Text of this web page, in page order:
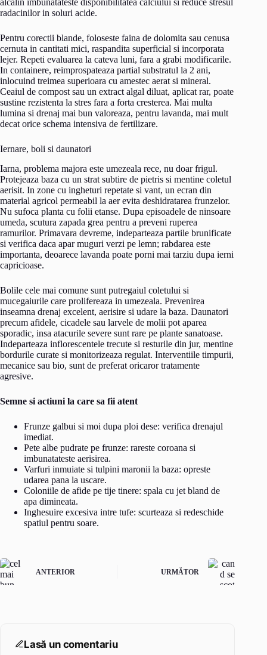
alcalin imbunatateste disponibilitatea calciului si reduce stresul
radacinilor in soluri acide.
Pentru corectii blande, foloseste faina de dolomita sau cenusa
cernuta in cantitati mici, raspandita superficial si incorporata
lejer. Repeti evaluarea la cateva luni, fara a grabi modificarile.
In containere, reimprospateaza partial substratul la 2 ani,
inlocuind treimea superioara cu amestec aerat si mineral.
Ceaiul de compost sau un extract algal diluat, aplicat rar, poate
sustine rezistenta la stres fara a forta cresterea. Mai multa
lumina si drenaj mai bun valoreaza, pentru lavanda, mai mult
decat orice schema intensiva de fertilizare.
Iernare, boli si daunatori
Iarna, problema majora este umezeala rece, nu doar frigul.
Protejeaza baza cu un strat subtire de pietris si mentine coletul
aerisit. In zone cu ingheturi repetate si vant, un ecran din
material agricol permeabil la aer evita deshidratarea frunzelor.
Nu sufoca planta cu folii etanse. Dupa episoadele de ninsoare
umeda, scutura zapada grea pentru a preveni ruperea
ramurilor. Primavara devreme, indeparteaza partile brunificate
si verifica daca apar muguri verzi pe lemn; rabdarea este
importanta, deoarece lavanda poate porni mai tarziu dupa ierni
capricioase.
Bolile cele mai comune sunt putregaiul coletului si
mucegaiurile care prolifereaza in umezeala. Prevenirea
inseamna drenaj excelent, aerisire si udare la baza. Daunatori
precum afidele, cicadele sau larvele de molii pot aparea
sporadic, insa atacurile severe sunt rare pe plante sanatoase.
Indeparteaza inflorescentele trecute si resturile din jur, mentine
bordurile curate si monitorizeaza regulat. Interventiile timpurii,
mecanice sau bio, sunt de preferat oricaror tratamente
agresive.
Semne si actiuni la care sa fii atent
Frunze galbui si moi dupa ploi dese: verifica drenajul
imediat.
Pete albe pudrate pe frunze: rareste coroana si
imbunatateste aerisirea.
Varfuri inmuiate si tulpini maronii la baza: opreste
udarea pana la uscare.
Coloniile de afide pe tije tinere: spala cu jet bland de
apa dimineata.
Inghesuire excesiva intre tufe: scurteaza si redeschide
spatiul pentru soare.
ANTERIOR URMĂTOR
Lasă un comentariu